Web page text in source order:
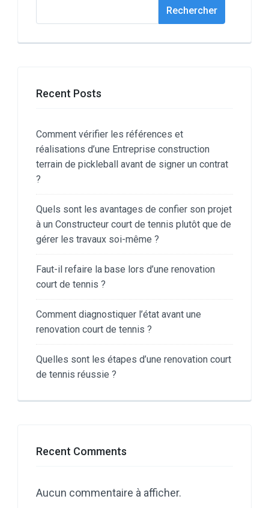
Rechercher
Recent Posts
Comment vérifier les références et
réalisations d’une Entreprise construction
terrain de pickleball avant de signer un contrat
?
Quels sont les avantages de confier son projet
à un Constructeur court de tennis plutôt que de
gérer les travaux soi-même ?
Faut-il refaire la base lors d’une renovation
court de tennis ?
Comment diagnostiquer l’état avant une
renovation court de tennis ?
Quelles sont les étapes d’une renovation court
de tennis réussie ?
Recent Comments
Aucun commentaire à afficher.